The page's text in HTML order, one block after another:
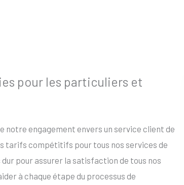
pour les particuliers et
notre engagement envers un service client de
tarifs compétitifs pour tous nos services de
pour assurer la satisfaction de tous nos
à chaque étape du processus de